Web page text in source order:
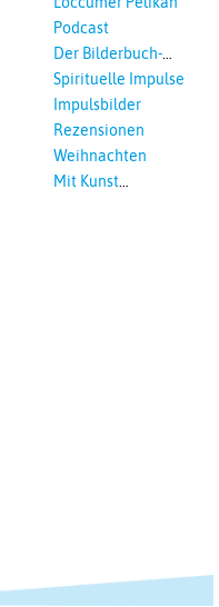
Podcast
Der Bilderbuch-
Podcast
Spirituelle Impulse
Impulsbilder
Rezensionen
Weihnachten
Mit Kunst